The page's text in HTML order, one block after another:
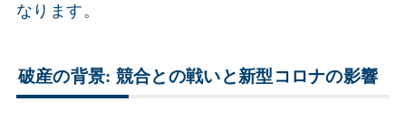
なります。
破産の背景: 競合との戦いと新型コロナの影響